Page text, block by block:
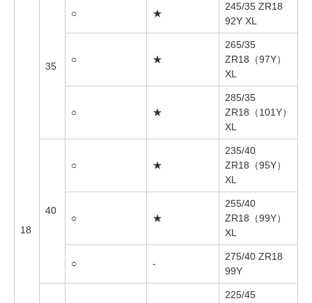
18
35
○ ★
245/35 ZR18
92Y XL
○ ★
265/35
ZR18（97Y）
XL
○ ★
285/35
ZR18（101Y）
XL
40
○ ★
235/40
ZR18（95Y）
XL
○ ★
255/40
ZR18（99Y）
XL
○ -
275/40 ZR18
99Y
225/45